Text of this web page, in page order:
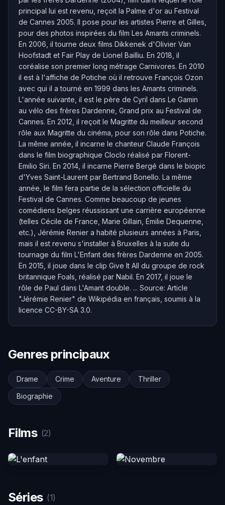
principal lui est revenu, reçoit la Palme d'or au Festival
de Cannes 2005. Il pose pour les artistes Pierre et Gilles,
pour des photos inspirées du film Les Amants criminels.
En 2006, il tourne deux films Dikkenek d'Olivier Van
Hoofstadt et Fair Play de Lionel Bailliu. En 2018, il
coréalise son premier long métrage Carnivores. En 2010
il est à l'affiche de Potiche où il retrouve François Ozon
avec qui il a tourné en 1999 dans les Amants criminels.
L'année suivante, il est le père de Cyril dans Le Gamin
au vélo des frères Dardenne, Grand prix au Festival de
Cannes. En 2012, il reçoit le Magritte du meilleur second
rôle aux Magritte du cinéma, pour son rôle dans Potiche.
La même année, il incarne le chanteur Claude François
dans le film biographique Cloclo réalisé par Florent-
Emilio Siri. En 2014, il incarne Pierre Bergé dans le biopic
d'Yves Saint-Laurent par Bertrand Bonello. La même
année, le film fera partie de la sélection officielle du
Festival de Cannes. Comme beaucoup de jeunes
comédiens belges réussissant une carrière européenne
(telles Cécile de France, Marie Gillain, Émilie Dequenne,
etc.), Jérémie Renier a habité plusieurs années à Paris,
mais il est revenu s'installer à Bruxelles à la suite du
tournage du film L'Enfant des frères Dardenne en 2005.
En 2015, il joue dans le clip Give It All du groupe de rock
britannique Foals, réalisé par Nabil. En 2017, il joue le
rôle de Paul dans L'Amant double. ... Source: Article
"Jérémie Renier" de Wikipédia en français, soumis à la
licence CC-BY-SA 3.0.
Genres principaux
Drame Crime Aventure
Thriller
Biographie
Films (2)
Séries (1)